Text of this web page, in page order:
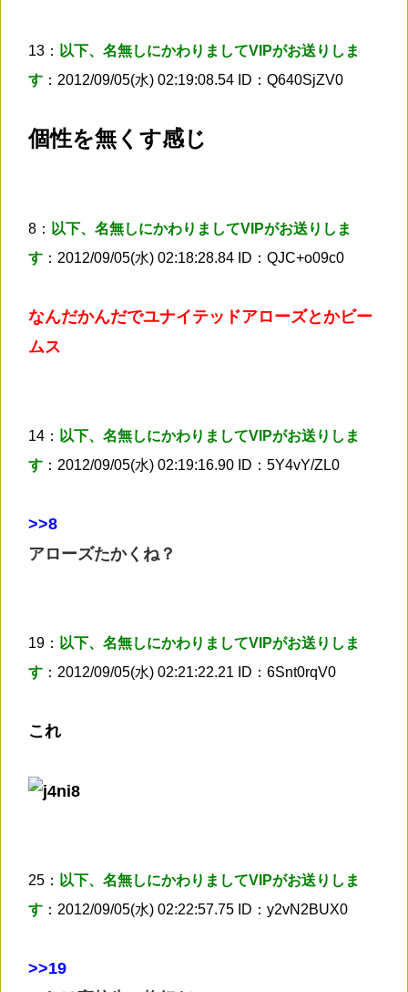
13： 以下、名無しにかわりましてVIPがお送りしま
す ：2012/09/05(水) 02:19:08.54 ID：Q640SjZV0
個性を無くす感じ
8： 以下、名無しにかわりましてVIPがお送りしま
す ：2012/09/05(水) 02:18:28.84 ID：QJC+o09c0
なんだかんだでユナイテッドアローズとかビー
ムス
14： 以下、名無しにかわりましてVIPがお送りしま
す ：2012/09/05(水) 02:19:16.90 ID：5Y4vY/ZL0
>>8
アローズたかくね？
19： 以下、名無しにかわりましてVIPがお送りしま
す ：2012/09/05(水) 02:21:22.21 ID：6Snt0rqV0
これ
25： 以下、名無しにかわりましてVIPがお送りしま
す ：2012/09/05(水) 02:22:57.75 ID：y2vN2BUX0
>>19